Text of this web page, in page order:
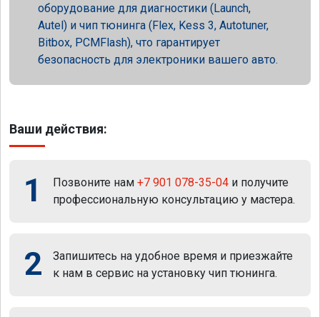
оборудование для диагностики (Launch,
Autel) и чип тюнинга (Flex, Kess 3, Autotuner,
Bitbox, PCMFlash), что гарантирует
безопасность для электроники вашего авто.
Ваши действия:
1 Позвоните нам +7 901 078-35-04 и получите
профессиональную консультацию у мастера.
2
Запишитесь на удобное время и приезжайте
к нам в сервис на установку чип тюнинга.